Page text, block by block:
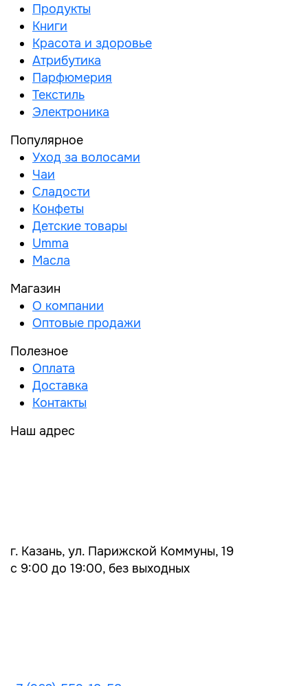
Продукты
Книги
Красота и здоровье
Атрибутика
Парфюмерия
Текстиль
Электроника
Популярное
Уход за волосами
Чаи
Сладости
Конфеты
Детские товары
Umma
Масла
Магазин
О компании
Оптовые продажи
Полезное
Оплата
Доставка
Контакты
Наш адрес
г. Казань, ул. Парижской Коммуны, 19
с 9:00 до 19:00, без выходных